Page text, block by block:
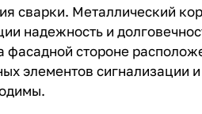
сварки. Металлический
надежность и
фасадной стороне
элементов сигнализации